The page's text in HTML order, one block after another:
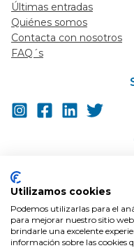
Últimas entradas
Quiénes somos
Contacta con nosotros
FAQ´s
Super-descuentos /
En Oferta
Condiciones de compra
Envíos
Utilizamos cookies
Podemos utilizarlas para el
para mejorar nuestro sitio
brindarle una excelente
información sobre las cookies